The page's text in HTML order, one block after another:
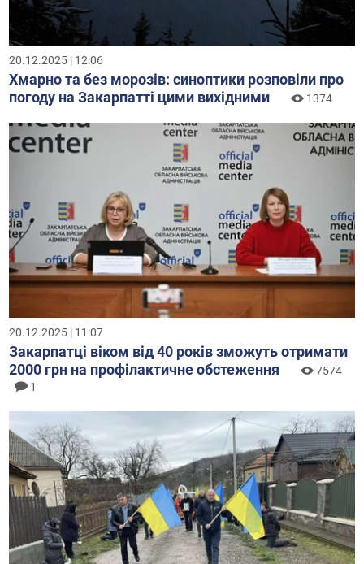
20.12.2025 | 12:06
Хмарно та без морозів: синоптики розповіли про
погоду на Закарпатті цими вихідними
1374
20.12.2025 | 11:07
Закарпатці віком від 40 років зможуть отримати
2000 грн на профілактичне обстеження
7574
1